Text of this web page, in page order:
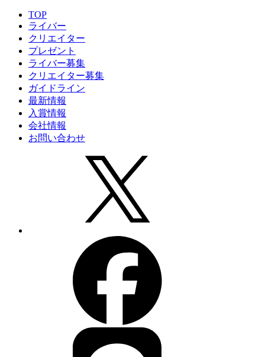
TOP
ライバー
クリエイター
プレゼント
ライバー募集
クリエイター募集
ガイドライン
最新情報
入賞情報
会社情報
お問い合わせ